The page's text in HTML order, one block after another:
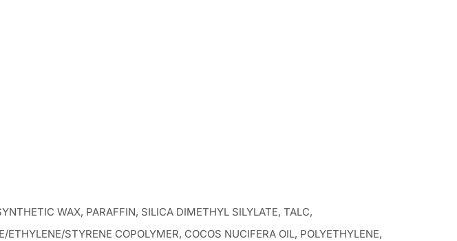
WAX, PARAFFIN, SILICA DIMETHYL SILYLATE, TALC,
STYRENE COPOLYMER, COCOS NUCIFERA OIL, POLYETHYLENE,